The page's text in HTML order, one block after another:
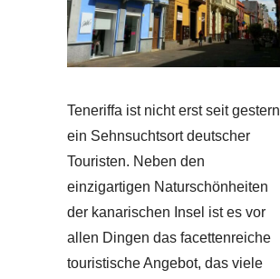
Teneriffa ist nicht erst seit gestern
ein Sehnsuchtsort deutscher
Touristen. Neben den
einzigartigen Naturschönheiten
der kanarischen Insel ist es vor
allen Dingen das facettenreiche
touristische Angebot, das viele